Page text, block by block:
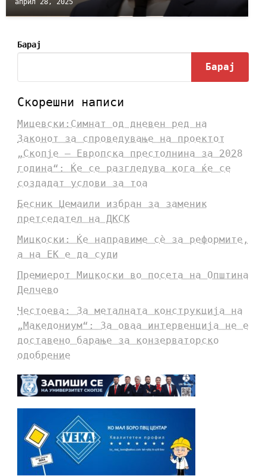
април 28, 2025
Барај
Барај
Скорешни написи
Мицевски:Симнат од дневен ред на
Законот за спроведување на проектот
„Скопје – Европска престолнина за 2028
година“: Ќе се разгледува кога ќе се
создадат услови за тоа
Бесник Џемаили избран за заменик
претседател на ДКСК
Мицкоски: Ќе направиме сè за реформите,
а на ЕК е да суди
Премиерот Мицкоски во посета на Општина
Делчево
Честоева: За металната конструкција на
„Македониум“: За оваа интервенција не е
доставено барање за конзерваторско
одобрение